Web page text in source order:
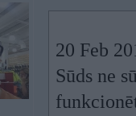
20 Feb
Sūds ne